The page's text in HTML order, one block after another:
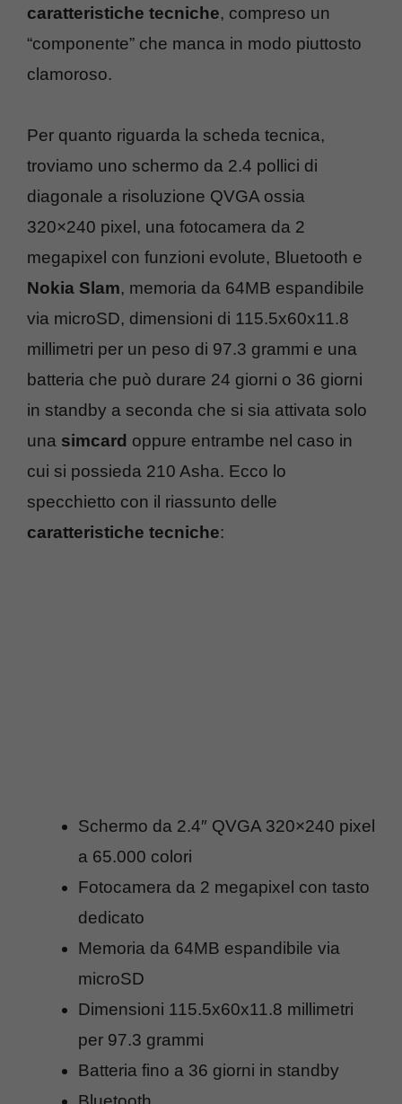
caratteristiche tecniche, compreso un
“componente” che manca in modo piuttosto
clamoroso.
Per quanto riguarda la scheda tecnica,
troviamo uno schermo da 2.4 pollici di
diagonale a risoluzione QVGA ossia
320×240 pixel, una fotocamera da 2
megapixel con funzioni evolute, Bluetooth e
Nokia Slam, memoria da 64MB espandibile
via microSD, dimensioni di 115.5x60x11.8
millimetri per un peso di 97.3 grammi e una
batteria che può durare 24 giorni o 36 giorni
in standby a seconda che si sia attivata solo
una simcard oppure entrambe nel caso in
cui si possieda 210 Asha. Ecco lo
specchietto con il riassunto delle
caratteristiche tecniche:
Schermo da 2.4″ QVGA 320×240 pixel
a 65.000 colori
Fotocamera da 2 megapixel con tasto
dedicato
Memoria da 64MB espandibile via
microSD
Dimensioni 115.5x60x11.8 millimetri
per 97.3 grammi
Batteria fino a 36 giorni in standby